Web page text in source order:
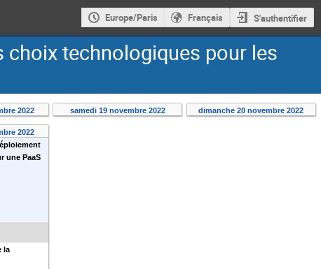
Europe/Paris Français S'authentifier
technologiques pour les
2022 samedi 19 novembre 2022 dimanche 20 novembre 2022
2022
une PaaS
la